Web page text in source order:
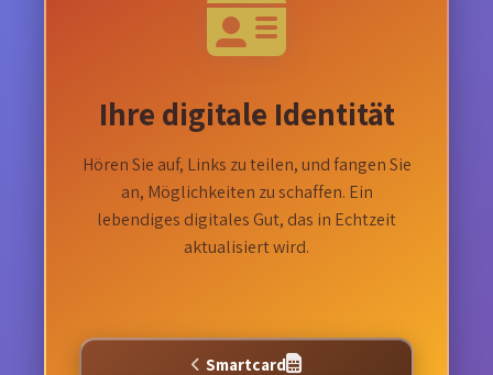
Ihre digitale Identität
Hören Sie auf, Links zu teilen, und fangen Sie
an, Möglichkeiten zu schaffen. Ein
lebendiges digitales Gut, das in Echtzeit
aktualisiert wird.
Smartcard